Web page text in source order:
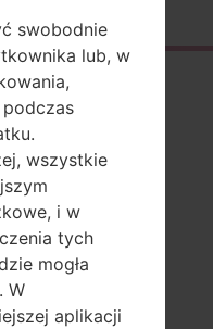
L5
układowego dla
swobodnie
lub, w
wszystkie
i w
tych
mogła
W
aplikacji